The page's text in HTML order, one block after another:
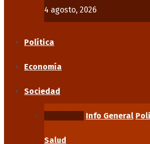
4 agosto, 2026
Política
Economía
Sociedad
Info General
Salud